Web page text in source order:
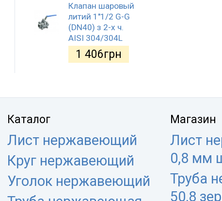
Клапан шаровый
литий 1"1/2 G-G
(DN40) з 2-х ч.
AISI 304/304L
1 406грн
Каталог
Лист нержавеющий
Круг нержавеющий
Уголок нержавеющий
Магазин
Лист
0,8 мм
Труба
50,8